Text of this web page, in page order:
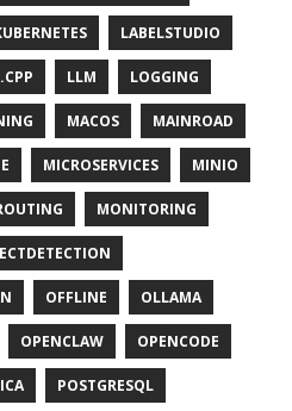
LABELSTUDIO
LLM LOGGING
MACOS MAINROAD
MICROSERVICES MINIO
MONITORING
OFFLINE OLLAMA
OPENCLAW OPENCODE
POSTGRESQL